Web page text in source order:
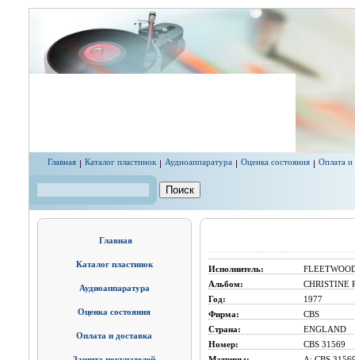
Главная Каталог пластинок Аудиоаппаратура Оценка состояния Оплата и
Главная
Каталог пластинок
Аудиоаппаратура
Оценка состояния
Оплата и доставка
Исполнитель:
Альбом:
CHRISTINE
Год:
1977
Фирма:
CBS
Страна:
ENGLAND
Номер:
CBS 31569